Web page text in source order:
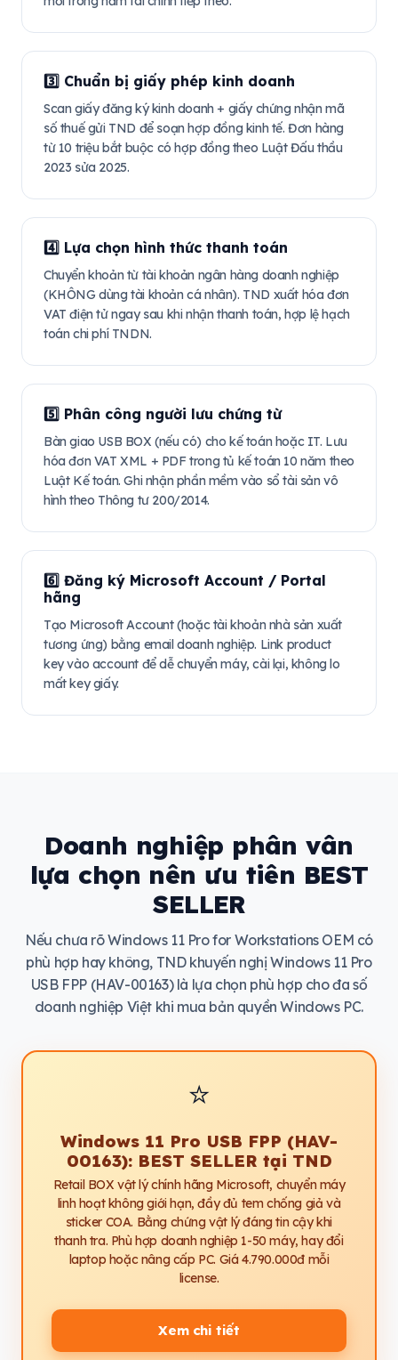
3️⃣ Chuẩn bị giấy phép kinh doanh
Scan giấy đăng ký kinh doanh + giấy chứng nhận mã
số thuế gửi TND để soạn hợp đồng kinh tế. Đơn hàng
từ 10 triệu bắt buộc có hợp đồng theo Luật Đấu thầu
2023 sửa 2025.
4️⃣ Lựa chọn hình thức thanh toán
Chuyển khoản từ tài khoản ngân hàng doanh nghiệp
(KHÔNG dùng tài khoản cá nhân). TND xuất hóa đơn
VAT điện tử ngay sau khi nhận thanh toán, hợp lệ hạch
toán chi phí TNDN.
5️⃣ Phân công người lưu chứng từ
Bàn giao USB BOX (nếu có) cho kế toán hoặc IT. Lưu
hóa đơn VAT XML + PDF trong tủ kế toán 10 năm theo
Luật Kế toán. Ghi nhận phần mềm vào sổ tài sản vô
hình theo Thông tư 200/2014.
6️⃣ Đăng ký Microsoft Account / Portal
hãng
Tạo Microsoft Account (hoặc tài khoản nhà sản xuất
tương ứng) bằng email doanh nghiệp. Link product
key vào account để dễ chuyển máy, cài lại, không lo
mất key giấy.
Doanh nghiệp phân vân
lựa chọn nên ưu tiên BEST
SELLER
Nếu chưa rõ Windows 11 Pro for Workstations OEM có
phù hợp hay không, TND khuyến nghị Windows 11 Pro
USB FPP (HAV-00163) là lựa chọn phù hợp cho đa số
doanh nghiệp Việt khi mua bản quyền Windows PC.
⭐
Windows 11 Pro USB FPP (HAV-
00163): BEST SELLER tại TND
Retail BOX vật lý chính hãng Microsoft, chuyển máy
linh hoạt không giới hạn, đầy đủ tem chống giả và
sticker COA. Bằng chứng vật lý đáng tin cậy khi
thanh tra. Phù hợp doanh nghiệp 1-50 máy, hay đổi
laptop hoặc nâng cấp PC. Giá 4.790.000đ mỗi
license.
Xem chi tiết